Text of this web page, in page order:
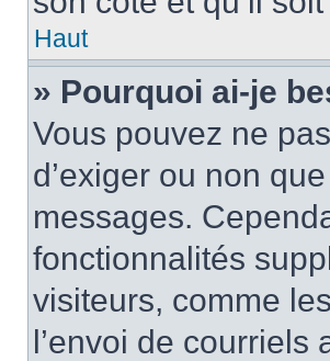
Haut
» Pourquoi ai-je
Vous pouvez ne
d’exiger ou non
messages.
fonctionnalités
visiteurs, comme
l’envoi de courriels